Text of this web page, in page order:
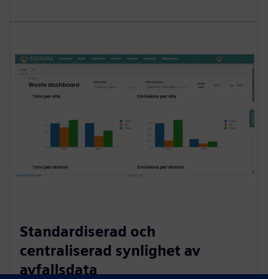
Standardiserad och
centraliserad synlighet av
avfallsdata